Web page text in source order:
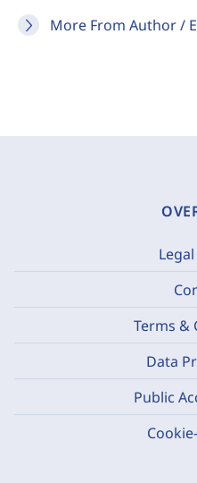
More From Author /
Terms &
Data
Public